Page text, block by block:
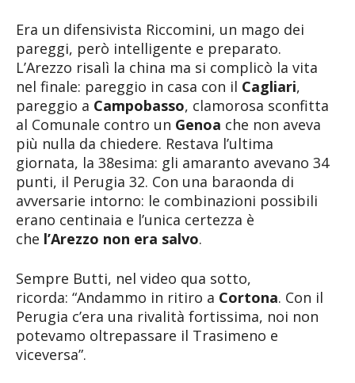
Era un difensivista Riccomini, un mago dei
pareggi, però intelligente e preparato.
L’Arezzo risalì la china ma si complicò la vita
nel finale: pareggio in casa con il Cagliari,
pareggio a Campobasso, clamorosa sconfitta
al Comunale contro un Genoa che non aveva
più nulla da chiedere. Restava l’ultima
giornata, la 38esima: gli amaranto avevano 34
punti, il Perugia 32. Con una baraonda di
avversarie intorno: le combinazioni possibili
erano centinaia e l’unica certezza è
che l’Arezzo non era salvo.
Sempre Butti, nel video qua sotto,
ricorda: “Andammo in ritiro a Cortona. Con il
Perugia c’era una rivalità fortissima, noi non
potevamo oltrepassare il Trasimeno e
viceversa”.